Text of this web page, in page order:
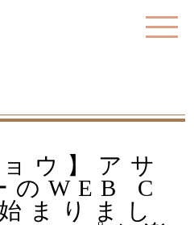
ウ】アサ
のWEB C
まりまし